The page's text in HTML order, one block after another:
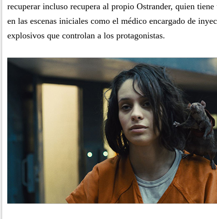
recuperar incluso recupera al propio Ostrander, quien
en las escenas iniciales como el médico encargado de
explosivos que controlan a los protagonistas.